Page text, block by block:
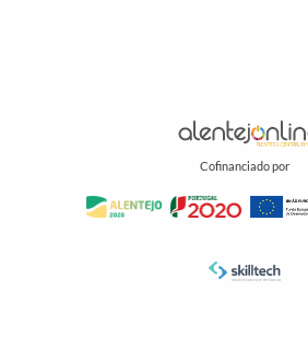
Cofinanciado por